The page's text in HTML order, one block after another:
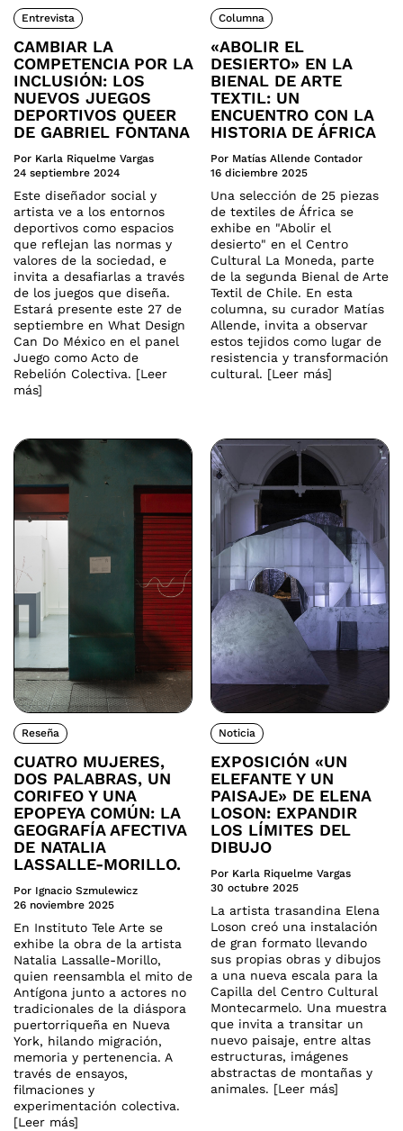
Entrevista
CAMBIAR LA
COMPETENCIA POR LA
INCLUSIÓN: LOS
NUEVOS JUEGOS
DEPORTIVOS QUEER
DE GABRIEL FONTANA
Por Karla Riquelme Vargas
24 septiembre 2024
Este diseñador social y
artista ve a los entornos
deportivos como espacios
que reflejan las normas y
valores de la sociedad, e
invita a desafiarlas a través
de los juegos que diseña.
Estará presente este 27 de
septiembre en What Design
Can Do México en el panel
Juego como Acto de
Rebelión Colectiva. [Leer
más]
Columna
«ABOLIR EL
DESIERTO» EN LA
BIENAL DE ARTE
TEXTIL: UN
ENCUENTRO CON LA
HISTORIA DE ÁFRICA
Por Matías Allende Contador
16 diciembre 2025
Una selección de 25 piezas
de textiles de África se
exhibe en "Abolir el
desierto" en el Centro
Cultural La Moneda, parte
de la segunda Bienal de Arte
Textil de Chile. En esta
columna, su curador Matías
Allende, invita a observar
estos tejidos como lugar de
resistencia y transformación
cultural. [Leer más]
Reseña
CUATRO MUJERES,
DOS PALABRAS, UN
CORIFEO Y UNA
EPOPEYA COMÚN: LA
GEOGRAFÍA AFECTIVA
DE NATALIA
LASSALLE-MORILLO.
Por Ignacio Szmulewicz
26 noviembre 2025
En Instituto Tele Arte se
exhibe la obra de la artista
Natalia Lassalle-Morillo,
quien reensambla el mito de
Antígona junto a actores no
tradicionales de la diáspora
puertorriqueña en Nueva
York, hilando migración,
memoria y pertenencia. A
través de ensayos,
filmaciones y
experimentación colectiva.
[Leer más]
Noticia
EXPOSICIÓN «UN
ELEFANTE Y UN
PAISAJE» DE ELENA
LOSON: EXPANDIR
LOS LÍMITES DEL
DIBUJO
Por Karla Riquelme Vargas
30 octubre 2025
La artista trasandina Elena
Loson creó una instalación
de gran formato llevando
sus propias obras y dibujos
a una nueva escala para la
Capilla del Centro Cultural
Montecarmelo. Una muestra
que invita a transitar un
nuevo paisaje, entre altas
estructuras, imágenes
abstractas de montañas y
animales. [Leer más]